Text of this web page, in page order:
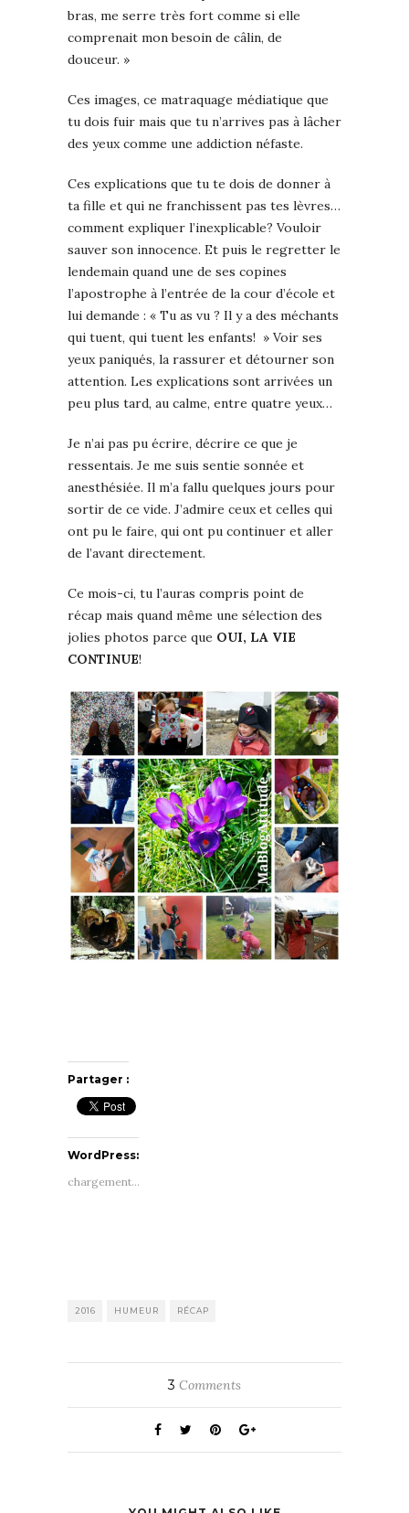
bras, me serre très fort comme si elle
comprenait mon besoin de câlin, de
douceur. »
Ces images, ce matraquage médiatique que
tu dois fuir mais que tu n’arrives pas à lâcher
des yeux comme une addiction néfaste.
Ces explications que tu te dois de donner à
ta fille et qui ne franchissent pas tes lèvres…
comment expliquer l’inexplicable? Vouloir
sauver son innocence. Et puis le regretter le
lendemain quand une de ses copines
l’apostrophe à l’entrée de la cour d’école et
lui demande : « Tu as vu ? Il y a des méchants
qui tuent, qui tuent les enfants! » Voir ses
yeux paniqués, la rassurer et détourner son
attention. Les explications sont arrivées un
peu plus tard, au calme, entre quatre yeux…
Je n’ai pas pu écrire, décrire ce que je
ressentais. Je me suis sentie sonnée et
anesthésiée. Il m’a fallu quelques jours pour
sortir de ce vide. J’admire ceux et celles qui
ont pu le faire, qui ont pu continuer et aller
de l’avant directement.
Ce mois-ci, tu l’auras compris point de
récap mais quand même une sélection des
jolies photos parce que OUI, LA VIE
CONTINUE!
Partager :
WordPress:
chargement…
2016 HUMEUR RÉCAP
3 Comments